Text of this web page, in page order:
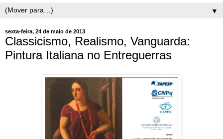
▼
sexta-feira, 24 de maio de 2013
Classicismo, Realismo, Vanguarda:
Pintura Italiana no Entreguerras